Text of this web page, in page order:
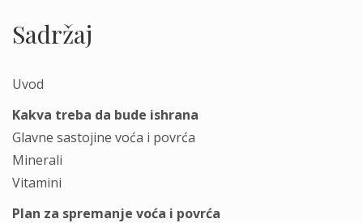
Sadržaj
Uvod
Kakva treba da bude ishrana
Glavne sastojine voća i povrća
Minerali
Vitamini
Plan za spremanje voća i povrća